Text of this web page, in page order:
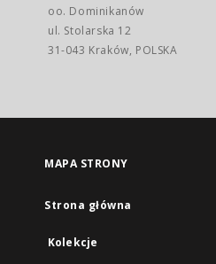
oo. Dominikanów
ul. Stolarska 12
31-043 Kraków, POLSKA
MAPA STRONY
Strona główna
Kolekcje